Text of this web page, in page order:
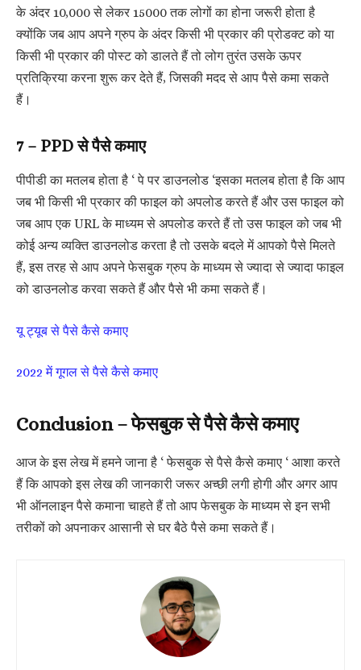
के अंदर 10,000 से लेकर 15000 तक लोगों का होना जरूरी होता है
क्योंकि जब आप अपने ग्रुप के अंदर किसी भी प्रकार की प्रोडक्ट को या
किसी भी प्रकार की पोस्ट को डालते हैं तो लोग तुरंत उसके ऊपर
प्रतिक्रिया करना शुरू कर देते हैं, जिसकी मदद से आप पैसे कमा सकते
हैं।
7 – PPD से पैसे कमाए
पीपीडी का मतलब होता है ‘ पे पर डाउनलोड ‘इसका मतलब होता है कि आप
जब भी किसी भी प्रकार की फाइल को अपलोड करते हैं और उस फाइल को
जब आप एक URL के माध्यम से अपलोड करते हैं तो उस फाइल को जब भी
कोई अन्य व्यक्ति डाउनलोड करता है तो उसके बदले में आपको पैसे मिलते
हैं, इस तरह से आप अपने फेसबुक ग्रुप के माध्यम से ज्यादा से ज्यादा फाइल
को डाउनलोड करवा सकते हैं और पैसे भी कमा सकते हैं।
यू ट्यूब से पैसे कैसे कमाए
2022 में गूगल से पैसे कैसे कमाए
Conclusion – फेसबुक से पैसे कैसे कमाए
आज के इस लेख में हमने जाना है ‘ फेसबुक से पैसे कैसे कमाए ‘ आशा करते
हैं कि आपको इस लेख की जानकारी जरूर अच्छी लगी होगी और अगर आप
भी ऑनलाइन पैसे कमाना चाहते हैं तो आप फेसबुक के माध्यम से इन सभी
तरीकों को अपनाकर आसानी से घर बैठे पैसे कमा सकते हैं।